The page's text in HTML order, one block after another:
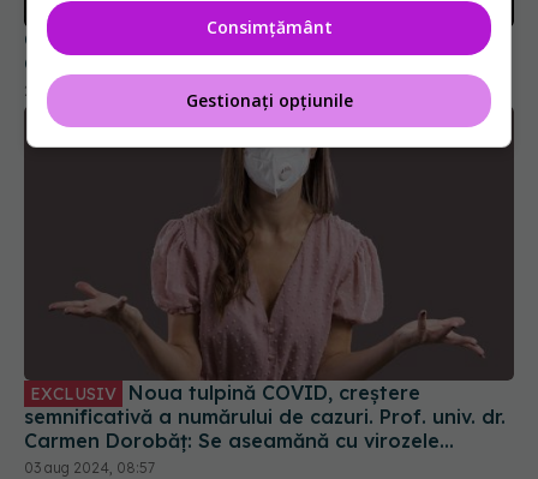
Originea COVID-19 rămâne un mister. Ce ascunde
China? Ce s-a întâmplat, de fapt, în Wuhan
22 ian 2025, 18:57
EXCLUSIV
semnificativă a numărului de cazuri. Prof. univ. dr.
Carmen Dorobăț: Se aseamănă cu virozele
respiratorii. Nu necesită tratament simptomatic
03 aug 2024, 08:57
Consimțământ
Gestionați opțiunile